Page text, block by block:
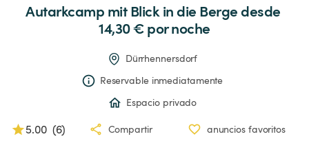
Autarkcamp mit Blick indie Berge desde
14,30 € por noche
Dürrhennersdorf
Reservable inmediatamente
Espacio privado
5.00 (6) Compartir anuncios favoritos